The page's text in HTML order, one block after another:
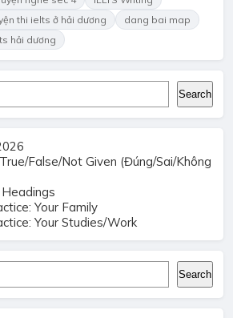
thi ielts ở hải dương
dang bai map
hải dương
Search
False/Not Given (Đúng/Sai/Không
Your Family
Your Studies/Work
Search